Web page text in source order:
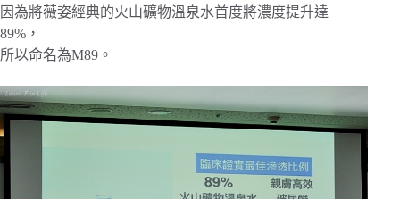
因為將薇姿經典的火山礦物溫泉水首度將濃度提升達
89%，
所以命名為M89。